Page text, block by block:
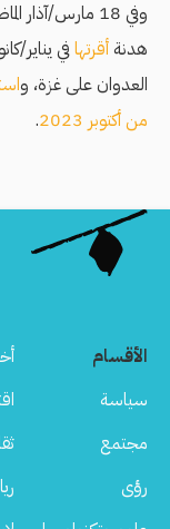
وفي 18 مارس/
هدنة أقرتهافي يناير/
العدوان على غزة، و
من أكتوبر 2023
.
الأقسام
سياسة
مجتمع
رؤى